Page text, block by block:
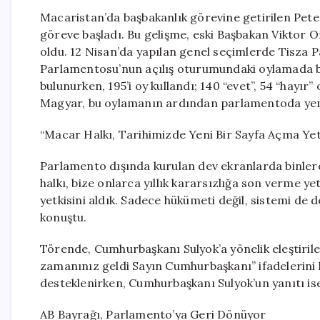
Macaristan’da başbakanlık görevine getirilen
göreve başladı. Bu gelişme, eski Başbakan Viktor
oldu. 12 Nisan’da yapılan genel seçimlerde
Parlamentosu’nun açılış oturumundaki
bulunurken, 195’i oy kullandı; 140 “evet”, 54
Magyar, bu oylamanın ardından parlamentoda
“Macar Halkı, Tarihimizde Yeni Bir Sayfa Açma
Parlamento dışında kurulan dev ekranlarda
halkı, bize onlarca yıllık kararsızlığa son verme
yetkisini aldık. Sadece hükümeti değil, sistemi de
konuştu.
Törende, Cumhurbaşkanı Sulyok’a yönelik
zamanınız geldi Sayın Cumhurbaşkanı”
desteklenirken, Cumhurbaşkanı Sulyok’un yanıtı
AB Bayrağı, Parlamento’ya Geri Dönüyor